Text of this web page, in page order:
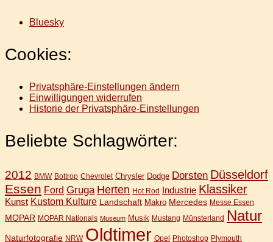
Bluesky
Cookies:
Privatsphäre-Einstellungen ändern
Einwilligungen widerrufen
Historie der Privatsphäre-Einstellungen
Beliebte Schlagwörter:
2012 BMW Bottrop Chevrolet Chrysler Dodge Dorsten Düsseldorf
Essen Ford Gruga Herten Hot Rod Industrie Klassiker
Kunst Kustom Kulture Landschaft Makro Mercedes Messe Essen
MOPAR MOPAR Nationals Museum Musik Mustang Münsterland Natur
Naturfotografie NRW Oldtimer Opel Photoshop Plymouth